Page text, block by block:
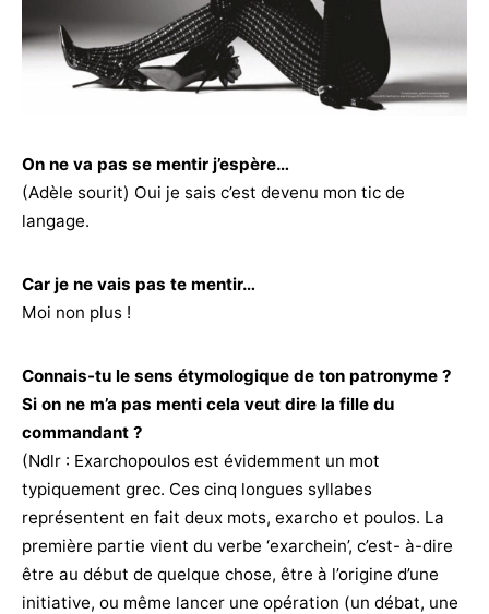
On ne va pas se mentir j’espère…
(Adèle sourit) Oui je sais c’est devenu mon tic de
langage.
Car je ne vais pas te mentir…
Moi non plus !
Connais-tu le sens étymologique de ton patronyme ?
Si on ne m’a pas menti cela veut dire la fille du
commandant ?
(Ndlr : Exarchopoulos est évidemment un mot
typiquement grec. Ces cinq longues syllabes
représentent en fait deux mots, exarcho et poulos. La
première partie vient du verbe ‘exarchein’, c’est- à-dire
être au début de quelque chose, être à l’origine d’une
initiative, ou même lancer une opération (un débat, une